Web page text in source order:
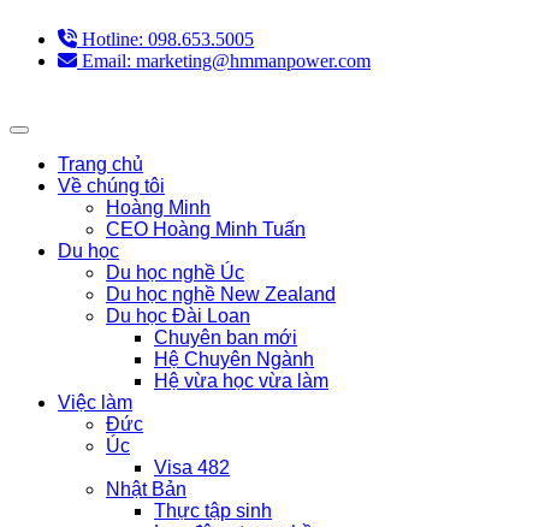
Hotline: 098.653.5005
Email: marketing@hmmanpower.com
Trang chủ
Về chúng tôi
Hoàng Minh
CEO Hoàng Minh Tuấn
Du học
Du học nghề Úc
Du học nghề New Zealand
Du học Đài Loan
Chuyên ban mới
Hệ Chuyên Ngành
Hệ vừa học vừa làm
Việc làm
Đức
Úc
Visa 482
Nhật Bản
Thực tập sinh